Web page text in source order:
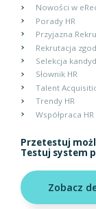
Nowości w
Porady HR
Przyjazna
Rekrutacja
Selekcja
Słownik HR
Talent
Trendy HR
Współpraca
Przetestuj
Testuj system
Zobacz